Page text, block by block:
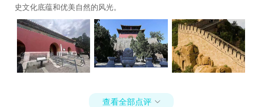
史文化底蕴和优美自然的风光。
查看全部点评 